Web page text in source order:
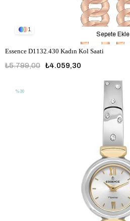
1
Essence D1132.430 Kadın Kol Saati
₺4.059,30
₺5.799,00
Sepete Ekle
%30